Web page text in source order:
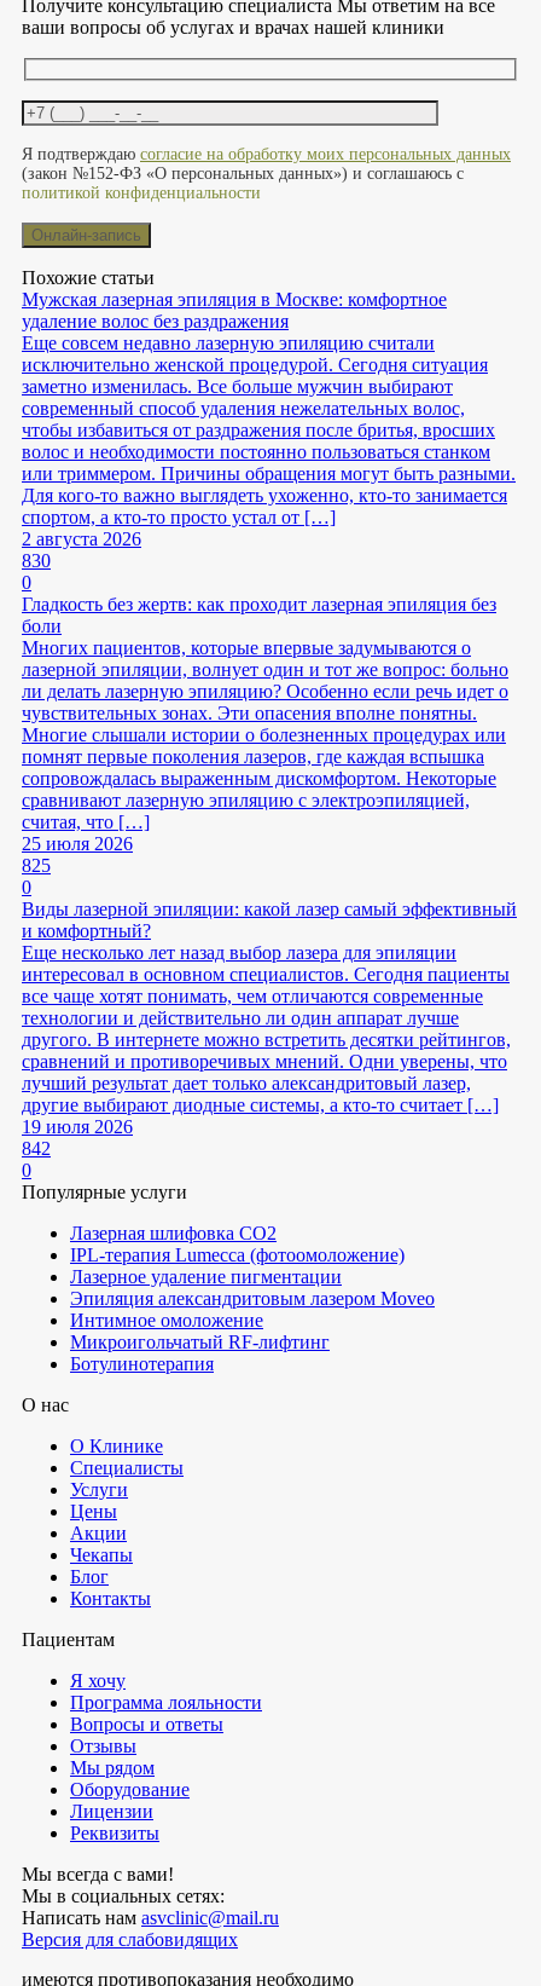
Получите консультацию специалиста Мы ответим на все
ваши вопросы об услугах и врачах нашей клиники
Я подтверждаю согласие на обработку моих персональных данных
(закон №152-ФЗ «О персональных данных») и соглашаюсь с
политикой конфиденциальности
Похожие статьи
Мужская лазерная эпиляция в Москве: комфортное
удаление волос без раздражения
Еще совсем недавно лазерную эпиляцию считали
исключительно женской процедурой. Сегодня ситуация
заметно изменилась. Все больше мужчин выбирают
современный способ удаления нежелательных волос,
чтобы избавиться от раздражения после бритья, вросших
волос и необходимости постоянно пользоваться станком
или триммером. Причины обращения могут быть разными.
Для кого-то важно выглядеть ухоженно, кто-то занимается
спортом, а кто-то просто устал от […]
2 августа 2026
830
0
Гладкость без жертв: как проходит лазерная эпиляция без
боли
Многих пациентов, которые впервые задумываются о
лазерной эпиляции, волнует один и тот же вопрос: больно
ли делать лазерную эпиляцию? Особенно если речь идет о
чувствительных зонах. Эти опасения вполне понятны.
Многие слышали истории о болезненных процедурах или
помнят первые поколения лазеров, где каждая вспышка
сопровождалась выраженным дискомфортом. Некоторые
сравнивают лазерную эпиляцию с электроэпиляцией,
считая, что […]
25 июля 2026
825
0
Виды лазерной эпиляции: какой лазер самый эффективный
и комфортный?
Еще несколько лет назад выбор лазера для эпиляции
интересовал в основном специалистов. Сегодня пациенты
все чаще хотят понимать, чем отличаются современные
технологии и действительно ли один аппарат лучше
другого. В интернете можно встретить десятки рейтингов,
сравнений и противоречивых мнений. Одни уверены, что
лучший результат дает только александритовый лазер,
другие выбирают диодные системы, а кто-то считает […]
19 июля 2026
842
0
Популярные услуги
Лазерная шлифовка СО2
IPL-терапия Lumecca (фотоомоложение)
Лазерное удаление пигментации
Эпиляция александритовым лазером Moveo
Интимное омоложение
Микроигольчатый RF-лифтинг
Ботулинотерапия
О нас
О Клинике
Специалисты
Услуги
Цены
Акции
Чекапы
Блог
Контакты
Пациентам
Я хочу
Программа лояльности
Вопросы и ответы
Отзывы
Мы рядом
Оборудование
Лицензии
Реквизиты
Мы всегда с вами!
Мы в социальных сетях:
Написать нам asvclinic@mail.ru
Версия для слабовидящих
имеются противопоказания необходимо